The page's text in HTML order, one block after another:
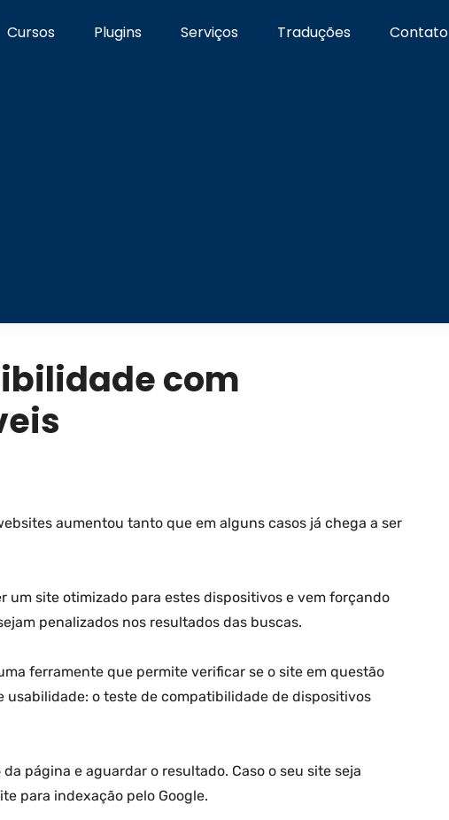
Cursos Plugins Serviços Traduções Contato
com
aumentou tanto que em alguns casos já chega a ser
um site otimizado para estes dispositivos e vem forçando
penalizados nos resultados das buscas.
ferramente que permite verificar se o site em questão
usabilidade: o teste de compatibilidade de dispositivos
página e aguardar o resultado. Caso o seu site seja
para indexação pelo Google.